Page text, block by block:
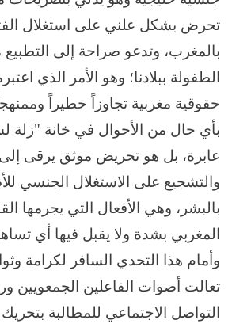
تحرض بشكل علني على استغلال
بالمغرب، وتدعو صراحة إلى
الطفولة ببلادنا؛ وهو الأمر الذي
حقوقية مغربية تجاوزاً خطيراً
بأي حال من الأحوال في خانة "زلة
عابرة، بل هو تحريض موثق يرقى
والتشجيع على الاستغلال الجنسي
بالبشر، وهي الأفعال التي يجرمها
المغربي بشدة ولا يقبل فيها أي
وأمام هذا التحدي السافر لكرامة
تعالت أصوات الفاعلين الجمعويين
التواصل الاجتماعي للمطالبة بتحريك